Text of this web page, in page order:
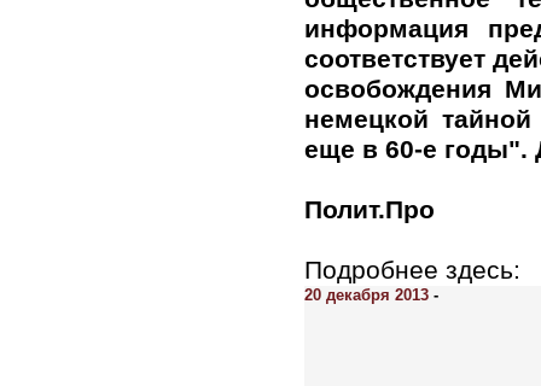
информация
соответствует
освобождения
немецкой
еще в 60-е годы".
Полит.Про
Подробнее здесь:
20 декабря 2013 -